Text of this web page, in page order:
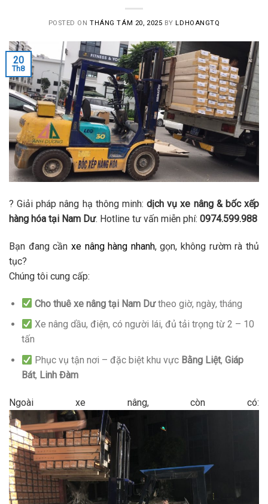
POSTED ONTHÁNG TÁM 20, 2025 BYLDHOANGTQ
20
Th8
? Giải pháp nâng hạ thông minh:dịch vụ xe nâng & bốc xếp
hàng hóa tại Nam Dư. Hotline tư vấn miễn phí: 0974.599.988
Bạn đang cần xe nâng hàng nhanh, gọn, không rườm rà thủ
tục?
Chúng tôi cung cấp:
Cho thuê xe nâng tại Nam Dưtheo giờ, ngày, tháng
Xe nâng dầu, điện, có người lái, đủ tải trọng từ 2 – 10
tấn
Phục vụ tận nơi – đặc biệt khu vực Bằng Liệt,Giáp
Bát, Linh Đàm
Ngoài xe nâng, còn có: